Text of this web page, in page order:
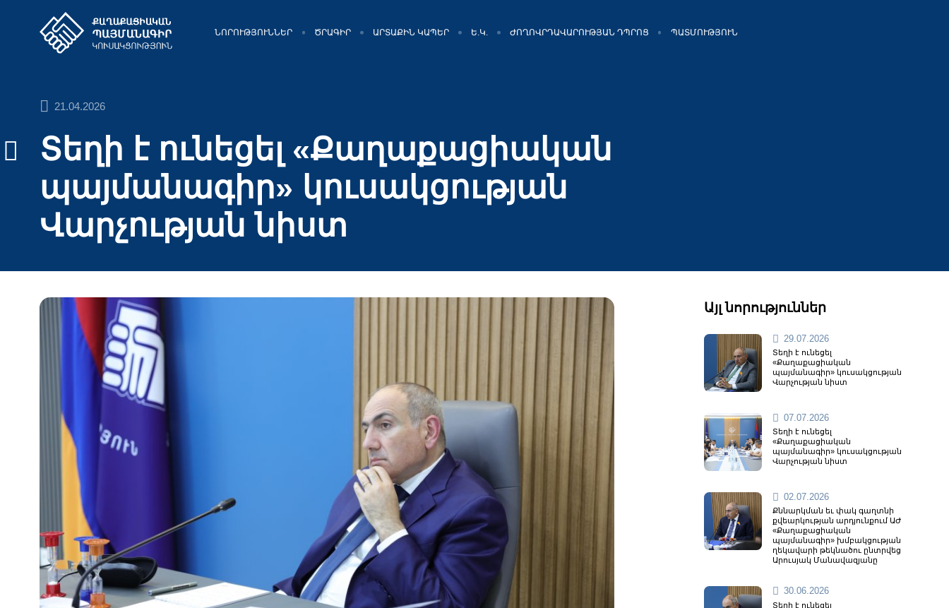
ՆՈՐՈՒԹՅՈՒՆՆԵՐ ԾՐԱԳԻՐ ԱՐՏԱՔԻՆ ԿԱՊԵՐ Ե.Կ. ԺՈՂՈՎՐԴԱՎԱՐՈՒԹՅԱՆ ԴՊՐՈՑ ՊԱՏՄՈՒԹՅՈՒՆ
21.04.2026
Տեղի է ունեցել «Քաղաքացիական
պայմանագիր» կուսակցության
Վարչության նիստ
Այլ նորություններ
29.07.2026
Տեղի է ունեցել
«Քաղաքացիական
պայմանագիր» կուսակցության
Վարչության նիստ
07.07.2026
Տեղի է ունեցել
«Քաղաքացիական
պայմանագիր» կուսակցության
Վարչության նիստ
02.07.2026
Քննարկման եւ փակ գաղտնի
քվեարկության արդյունքում ԱԺ
«Քաղաքացիական
պայմանագիր» խմբակցության
ղեկավարի թեկնածու ընտրվեց
Արուսյակ Մանավազյանը
30.06.2026
Տեղի է ունեցել